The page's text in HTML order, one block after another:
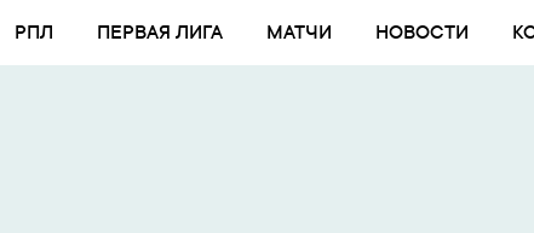
РПЛ ПЕРВАЯ ЛИГА МАТЧИ НОВОСТИ